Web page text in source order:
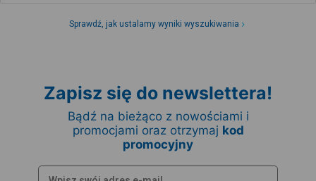
Sprawdź, jak ustalamy wyniki wyszukiwania
Zapisz się do newslettera!
Bądź na bieżąco z nowościami i
promocjami oraz otrzymaj kod
promocyjny